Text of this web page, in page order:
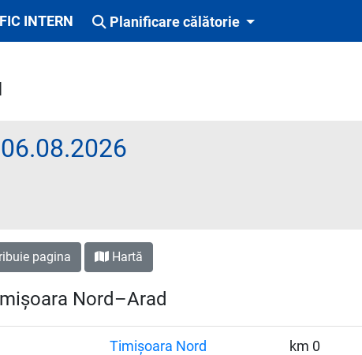
INTERN Planificare călătorie
06.08.2026
pagina Hartă
Nord–Arad
Timișoara Nord km 0